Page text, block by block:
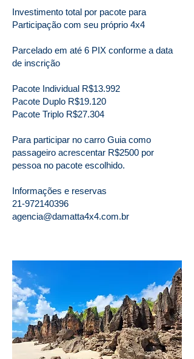
Investimento total por pacote para
Participação com seu próprio 4x4
Parcelado em até 6 PIX conforme a data
de inscrição
Pacote Individual R$13.992
Pacote Duplo R$19.120
Pacote Triplo R$27.304
Para participar no carro Guia como
passageiro acrescentar R$2500 por
pessoa no pacote escolhido.
Informações e reservas
21-972140396
agencia@damatta4x4.com.br